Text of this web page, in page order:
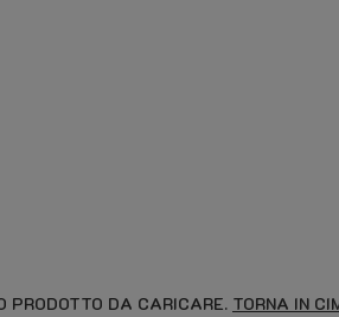
PRODOTTO DA CARICARE. TORNA IN